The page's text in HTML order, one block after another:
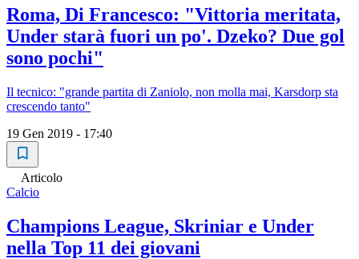
Roma, Di Francesco: "Vittoria meritata,
Under starà fuori un po'. Dzeko? Due gol
sono pochi"
Il tecnico: "grande partita di Zaniolo, non molla mai, Karsdorp sta
crescendo tanto"
19 Gen 2019 - 17:40
Articolo
Calcio
Champions League, Skriniar e Under
nella Top 11 dei giovani